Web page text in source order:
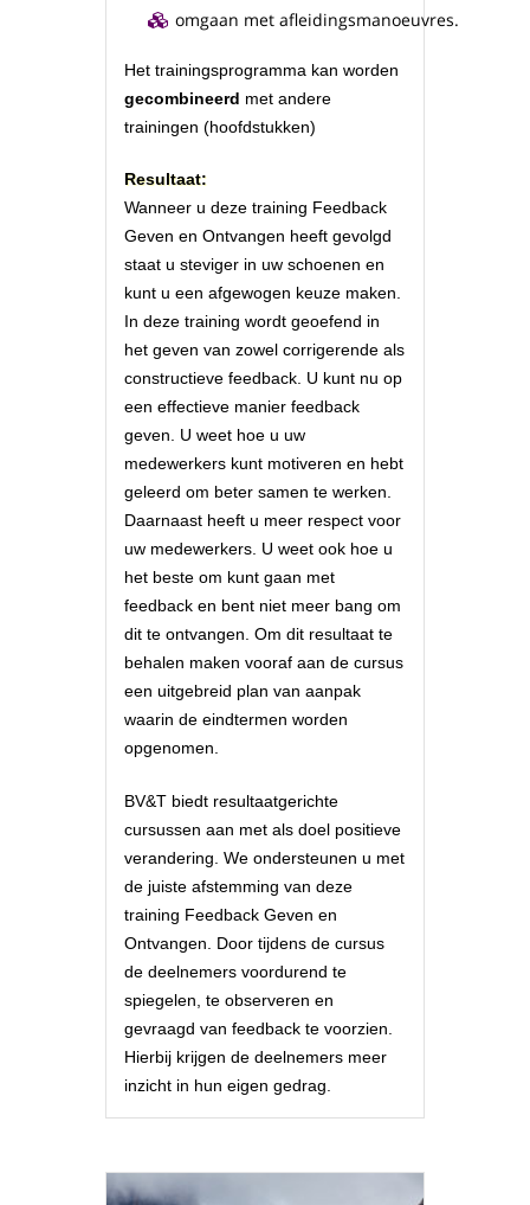
omgaan met afleidingsmanoeuvres.
Het trainingsprogramma kan worden
gecombineerd met andere
trainingen (hoofdstukken)
Resultaat:
Wanneer u deze training Feedback
Geven en Ontvangen heeft gevolgd
staat u steviger in uw schoenen en
kunt u een afgewogen keuze maken.
In deze training wordt geoefend in
het geven van zowel corrigerende als
constructieve feedback. U kunt nu op
een effectieve manier feedback
geven. U weet hoe u uw
medewerkers kunt motiveren en hebt
geleerd om beter samen te werken.
Daarnaast heeft u meer respect voor
uw medewerkers. U weet ook hoe u
het beste om kunt gaan met
feedback en bent niet meer bang om
dit te ontvangen. Om dit resultaat te
behalen maken vooraf aan de cursus
een uitgebreid plan van aanpak
waarin de eindtermen worden
opgenomen.
BV&T biedt resultaatgerichte
cursussen aan met als doel positieve
verandering. We ondersteunen u met
de juiste afstemming van deze
training Feedback Geven en
Ontvangen. Door tijdens de cursus
de deelnemers voordurend te
spiegelen, te observeren en
gevraagd van feedback te voorzien.
Hierbij krijgen de deelnemers meer
inzicht in hun eigen gedrag.